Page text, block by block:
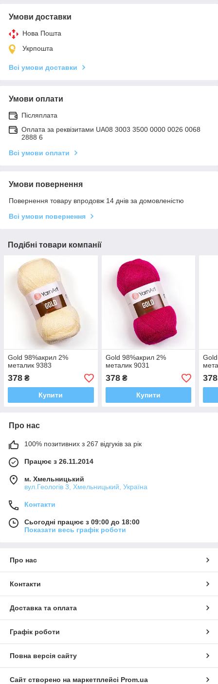
Умови доставки
Нова Пошта
Укрпошта
Всі умови доставки
Умови оплати
Післяплата
Оплата за реквізитами UA08 3003 3500 0000 0026 0068
2888 6
Всі умови оплати
Умови повернення
Повернення товару впродовж 14 днів за домовленістю
Всі умови повернення
Подібні товари компанії
Gold 98%акрил 2%
металик 9383
378 ₴
Купити
Gold 98%акрил 2%
металик 9031
378₴
Купити
378
Про нас
100% позитивних з 267 відгуків за рік
Працює з 26.11.2014
м. Хмельницький
вул.Геологів 3, Хмельницький, Україна
Контакти
Сьогодні працює з 09:00 до 18:00
Показати весь графік роботи
Про нас
Контакти
Доставка та оплата
Графік роботи
Повна версія сайту
Сайт створено на маркетплейсі Prom.ua